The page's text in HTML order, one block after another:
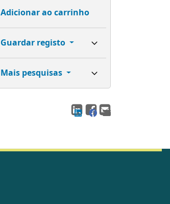
Adicionar ao carrinho
Guardar registo
Mais pesquisas